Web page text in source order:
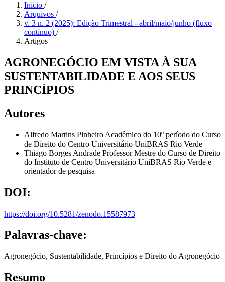
Início /
Arquivos /
v. 3 n. 2 (2025): Edição Trimestral - abril/maio/junho (fluxo
contínuo) /
Artigos
AGRONEGÓCIO EM VISTA À SUA
SUSTENTABILIDADE E AOS SEUS
PRINCÍPIOS
Autores
Alfredo Martins Pinheiro Acadêmico do 10º período do Curso
de Direito do Centro Universitário UniBRAS Rio Verde
Thiago Borges Andrade Professor Mestre do Curso de Direito
do Instituto de Centro Universitário UniBRAS Rio Verde e
orientador de pesquisa
DOI:
https://doi.org/10.5281/zenodo.15587973
Palavras-chave:
Agronegócio, Sustentabilidade, Princípios e Direito do Agronegócio
Resumo